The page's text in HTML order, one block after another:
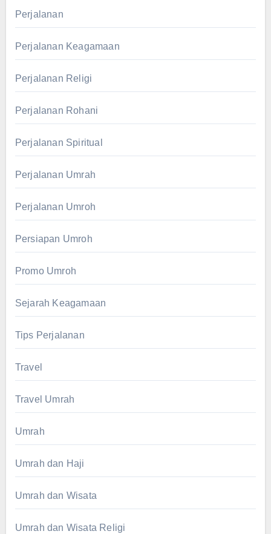
Perjalanan
Perjalanan Keagamaan
Perjalanan Religi
Perjalanan Rohani
Perjalanan Spiritual
Perjalanan Umrah
Perjalanan Umroh
Persiapan Umroh
Promo Umroh
Sejarah Keagamaan
Tips Perjalanan
Travel
Travel Umrah
Umrah
Umrah dan Haji
Umrah dan Wisata
Umrah dan Wisata Religi